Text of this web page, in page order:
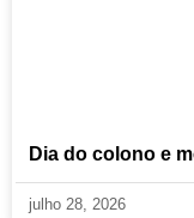
Dia do colono e
julho 28, 2026